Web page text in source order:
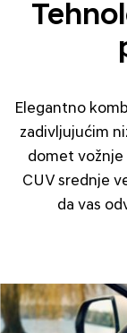
Elegantno
zadivljujućim
domet vožnje
CUV srednje
da vas